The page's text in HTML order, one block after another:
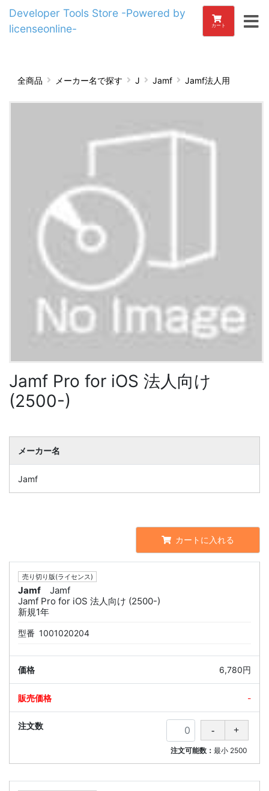
Developer Tools Store -Powered by
licenseonline-
カート
全商品 メーカー名で探す J Jamf Jamf法人用
Jamf Pro for iOS 法人向け
(2500-)
メーカー名
Jamf
カートに入れる
売り切り版(ライセンス)
Jamf
Jamf
Jamf Pro for iOS 法人向け (2500-)
新規1年
型番 1001020204
6,780円
-
注文可能数：最小 2500